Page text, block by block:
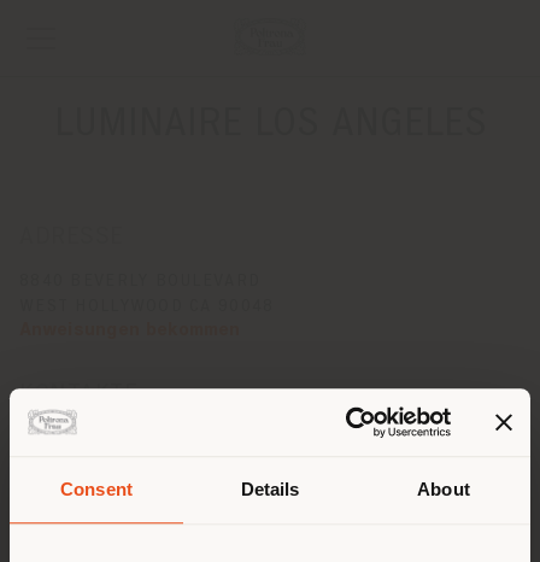
Consent Details About
KONTAKTE
Telefon +01 310 858 1433
EINEN TERMIN ANFRAGEN